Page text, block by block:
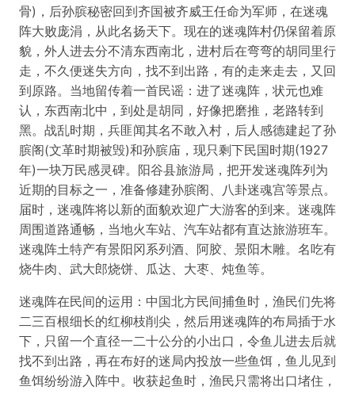
骨)，后孙膑秘密回到齐国被齐威王任命为军师，在迷魂
阵大败庞涓，从此名扬天下。现在的迷魂阵村仍保留着原
貌，外人进去分不清东西南北，进村后在弯弯的胡同里行
走，不久便迷失方向，找不到出路，有的走来走去，又回
到原路。当地留传着一首民谣：进了迷魂阵，状元也难
认，东西南北中，到处是胡同，好像把磨推，老路转到
黑。战乱时期，兵匪闻其名不敢入村，后人感德建起了孙
膑阁(文革时期被毁)和孙膑庙，现只剩下民国时期(1927
年)一块万民感灵碑。阳谷县旅游局，把开发迷魂阵列为
近期的目标之一，准备修建孙膑阁、八卦迷魂宫等景点。
届时，迷魂阵将以新的面貌欢迎广大游客的到来。迷魂阵
周围道路通畅，当地火车站、汽车站都有直达旅游班车。
迷魂阵土特产有景阳冈系列酒、阿胶、景阳木雕。名吃有
烧牛肉、武大郎烧饼、瓜达、大枣、炖鱼等。
迷魂阵在民间的运用：中国北方民间捕鱼时，渔民们先将
二三百根细长的红柳枝削尖，然后用迷魂阵的布局插于水
下，只留一个直径一二十公分的小出口，令鱼儿进去后就
找不到出路，再在布好的迷局内投放一些鱼饵，鱼儿见到
鱼饵纷纷游入阵中。收获起鱼时，渔民只需将出口堵住，